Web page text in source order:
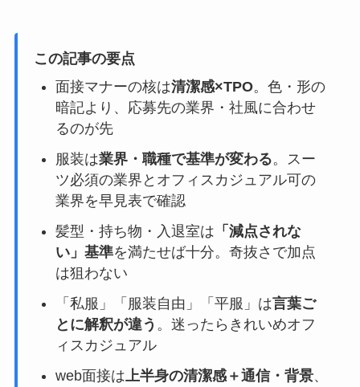
この記事の要点
面接マナーの核は清潔感×TPO。色・形の
暗記より、応募先の業界・社風に合わせ
るのが先
服装は業界・職種で基準が変わる。スー
ツ必須の業界とオフィスカジュアル可の
業界を早見表で確認
髪型・持ち物・入退室は 「減点されな
い」基準を満たせば十分。奇抜さで加点
は狙わない
「私服」「服装自由」「平服」は言葉ご
とに解釈が違う 。迷ったらきれいめオフ
ィスカジュアル
web面接は 上半身の清潔感＋通信・背景、